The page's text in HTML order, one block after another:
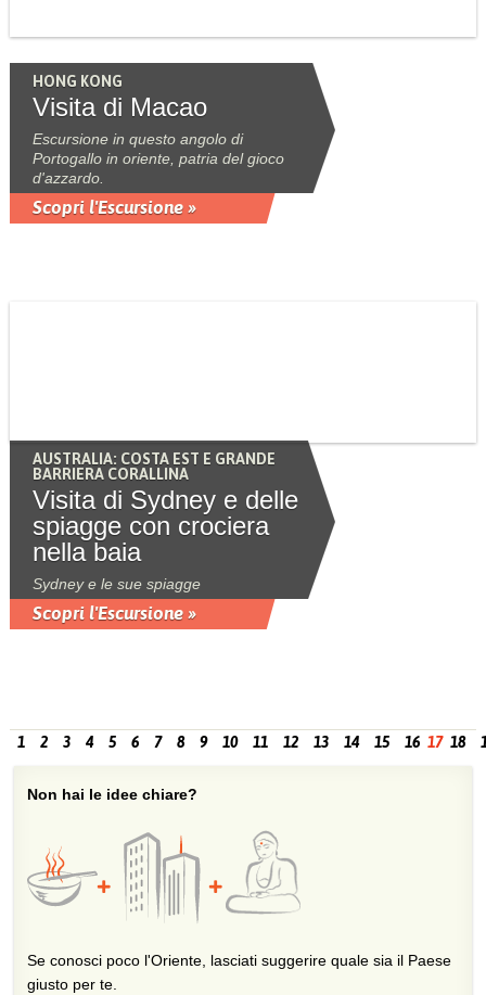
HONG KONG
Visita di Macao
Escursione in questo angolo di
Portogallo in oriente, patria del gioco
d'azzardo.
Scopri l'Escursione »
AUSTRALIA: COSTA EST E GRANDE
BARRIERA CORALLINA
Visita di Sydney e delle
spiagge con crociera
nella baia
Sydney e le sue spiagge
Scopri l'Escursione »
1 2 3 4 5 6 7 8 9 10 11 12 13 14 15 16 17 18
Non hai le idee chiare?
Se conosci poco l'Oriente, lasciati suggerire quale sia il Paese
giusto per te.